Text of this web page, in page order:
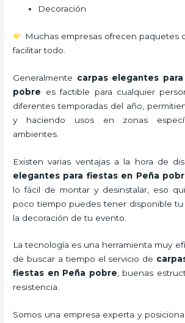
Decoración
Muchas empresas ofrecen paquetes
facilitar todo.
Generalmente carpas elegantes
pobre es factible para cualquier
diferentes temporadas del año,
y haciendo usos en zonas
ambientes.
Existen varias ventajas a la hora de
elegantes para fiestasen Peña
lo fácil de montar y desinstalar, eso
poco tiempo puedes tener disponible tu
la decoración de tu evento.
La tecnología es una herramienta muy
de buscar a tiempo el servicio de
fiestas en Peña pobre, buenas
resistencia.
Somos una empresa experta y